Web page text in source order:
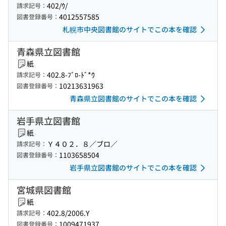
請求記号： 402/ｳ/
図書登録番号： 4012557585
札幌市中央図書館のサイトでこの本を確認
青森県立図書館
紙
請求記号： 402.8-ﾌﾞﾛ-ﾄﾞ*ｳ
図書登録番号： 10213631963
青森県立図書館のサイトでこの本を確認
岩手県立図書館
紙
請求記号： Ｙ４０２．８／ブロ／
図書登録番号： 1103658504
岩手県立図書館のサイトでこの本を確認
宮城県図書館
紙
請求記号： 402.8/2006.Y
図書登録番号： 1009471937